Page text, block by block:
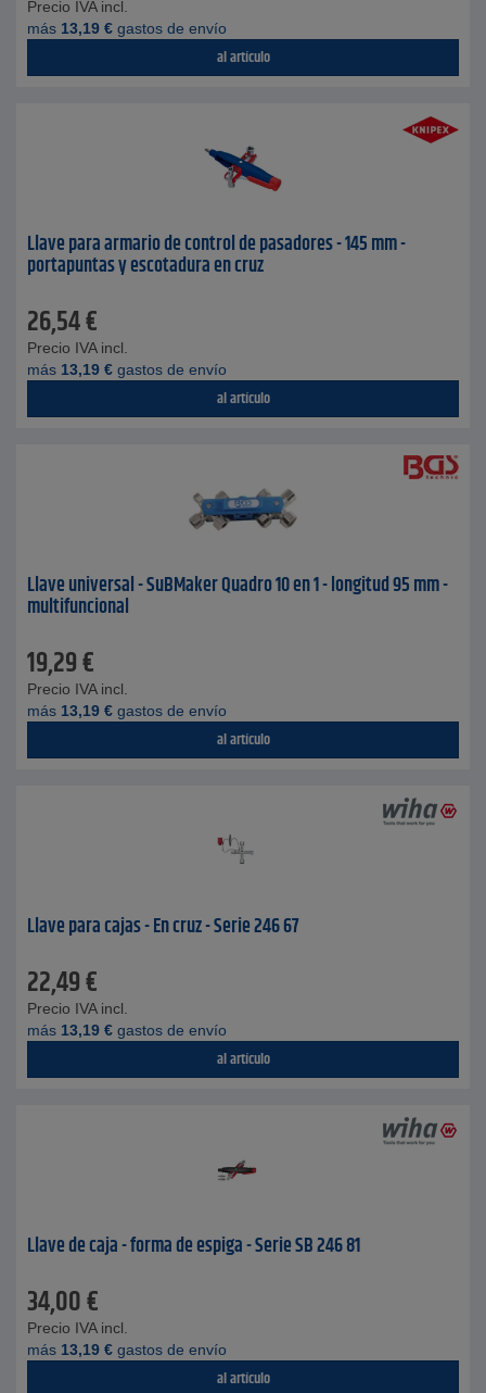
Precio IVA incl.
más 13,19 € gastos de envío
al artículo
Llave para armario de control de pasadores - 145 mm -
portapuntas y escotadura en cruz
26,54€
Precio IVA incl.
más 13,19 € gastos de envío
al artículo
Llave universal - SuBMaker Quadro 10 en 1 - longitud 95 mm -
multifuncional
19,29€
Precio IVA incl.
más 13,19 € gastos de envío
al artículo
Llave para cajas - En cruz - Serie 246 67
22,49€
Precio IVA incl.
más 13,19 € gastos de envío
al artículo
Llave de caja - forma de espiga - Serie SB 246 81
34,00€
Precio IVA incl.
más 13,19 € gastos de envío
al artículo